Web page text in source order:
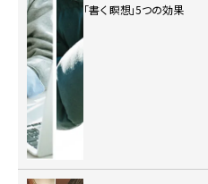
「書く瞑想」5つの効果